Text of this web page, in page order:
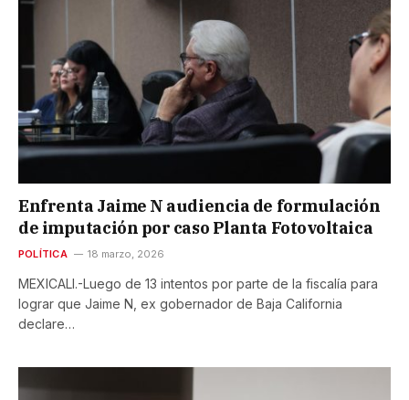
Enfrenta Jaime N audiencia de formulación
de imputación por caso Planta Fotovoltaica
POLÍTICA 18 marzo, 2026
MEXICALI.-Luego de 13 intentos por parte de la fiscalía para
lograr que Jaime N, ex gobernador de Baja California
declare…